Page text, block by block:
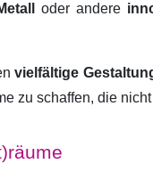
oder andere
vielfältige
zu schaffen, die